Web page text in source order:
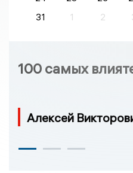
31
1 2
100 самых
Алексей